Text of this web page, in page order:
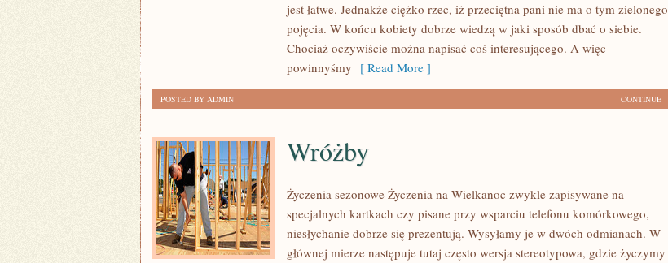
EROTYCZNĄ
jest łatwe. Jednakże ciężko rzec, iż przeciętna pani nie ma o tym zielonego
pojęcia. W końcu kobiety dobrze wiedzą w jaki sposób dbać o siebie.
Chociaż oczywiście można napisać coś interesującego. A więc
powinnyśmy [ Read More ]
CONTINUE
POSTED BY ADMIN
Wróżby
Życzenia sezonowe Życzenia na Wielkanoc zwykle zapisywane na
specjalnych kartkach czy pisane przy wsparciu telefonu komórkowego,
niesłychanie dobrze się prezentują. Wysyłamy je w dwóch odmianach. W
głównej mierze następuje tutaj często wersja stereotypowa, gdzie życzymy